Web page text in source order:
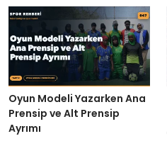
Oyun Modeli Yazarken Ana
Prensip ve Alt Prensip
Ayrımı